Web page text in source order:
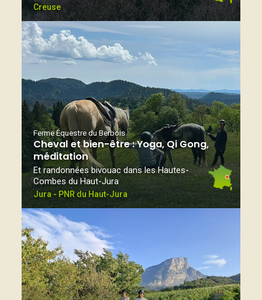
Creuse
Ferme Équestre du Berbois
Cheval et bien-être : Yoga, Qi Gong,
méditation
Et randonnées bivouac dans les Hautes-
Combes du Haut-Jura
Jura - PNR du Haut-Jura